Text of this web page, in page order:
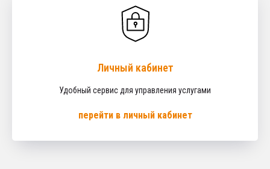
Личный кабинет
Удобный сервис для управления услугами
перейти в личный кабинет